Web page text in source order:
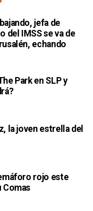
jefa de
del IMSS se va de
echando
Park en SLP y
la joven estrella del
rojo este
Comas